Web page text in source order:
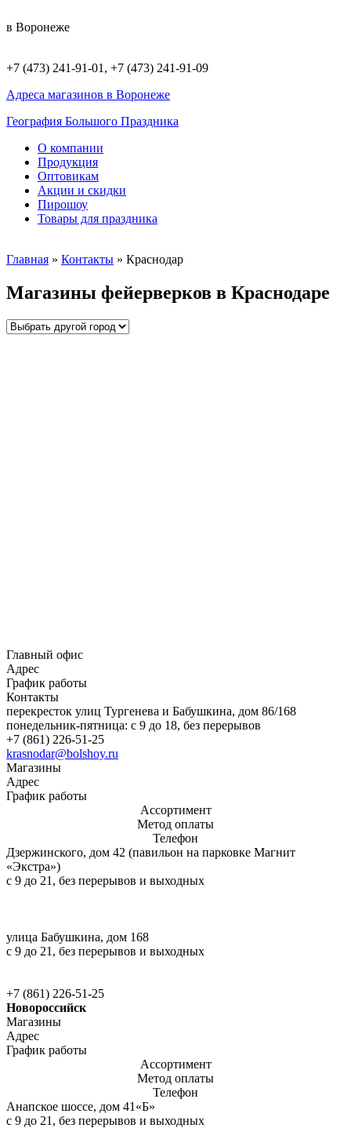
в Воронеже
+7 (473) 241-91-01, +7 (473) 241-91-09
Адреса магазинов в Воронеже
География Большого Праздника
О компании
Продукция
Оптовикам
Акции и скидки
Пирошоу
Товары для праздника
Главная » Контакты » Краснодар
Магазины фейерверков в Краснодаре
Главный офис
Адрес
График работы
Контакты
перекресток улиц Тургенева и Бабушкина, дом 86/168
понедельник-пятница: c 9 до 18, без перерывов
+7 (861) 226-51-25
krasnodar@bolshoy.ru
Магазины
Адрес
График работы
Ассортимент
Метод оплаты
Телефон
Дзержинского, дом 42 (павильон на парковке Магнит
«Экстра»)
c 9 до 21, без перерывов и выходных
улица Бабушкина, дом 168
c 9 до 21, без перерывов и выходных
+7 (861) 226-51-25
Новороссийск
Магазины
Адрес
График работы
Ассортимент
Метод оплаты
Телефон
Анапское шоссе, дом 41«Б»
c 9 до 21, без перерывов и выходных